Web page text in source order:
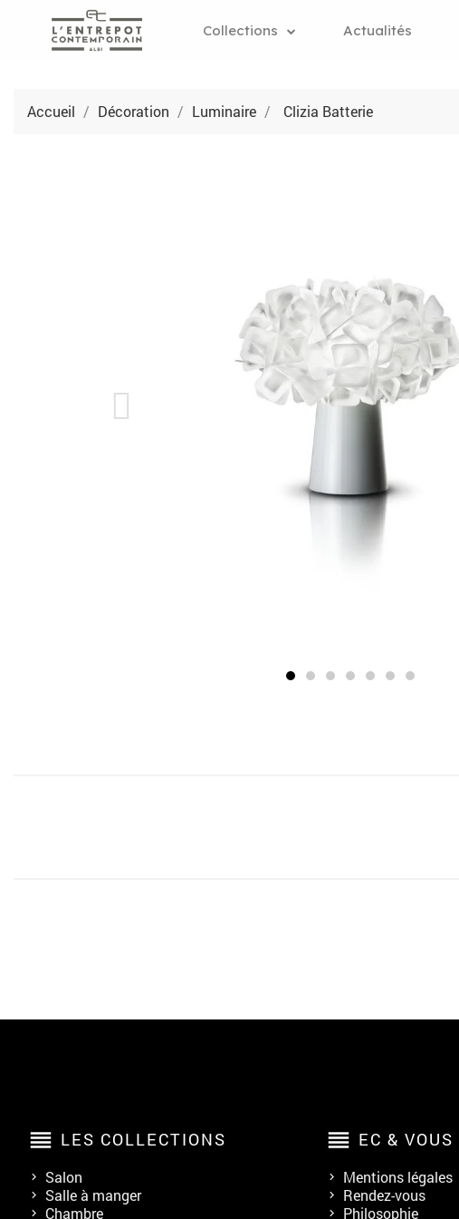
Collections Actualités
Accueil Décoration Luminaire Clizia Batterie
reorder LES COLLECTIONS
Salon
Salle à manger
Chambre
reorder EC & VOUS
Mentions légales
Rendez-vous
Philosophie